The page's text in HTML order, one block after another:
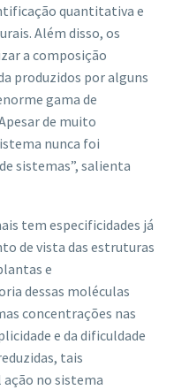
quantitativa e
Além disso, os
a composição
produzidos por alguns
gama de
de muito
nunca foi
sistemas”, salienta
tem especificidades já
de vista das estruturas
e
dessas moléculas
concentrações nas
e da dificuldade
tais
no sistema